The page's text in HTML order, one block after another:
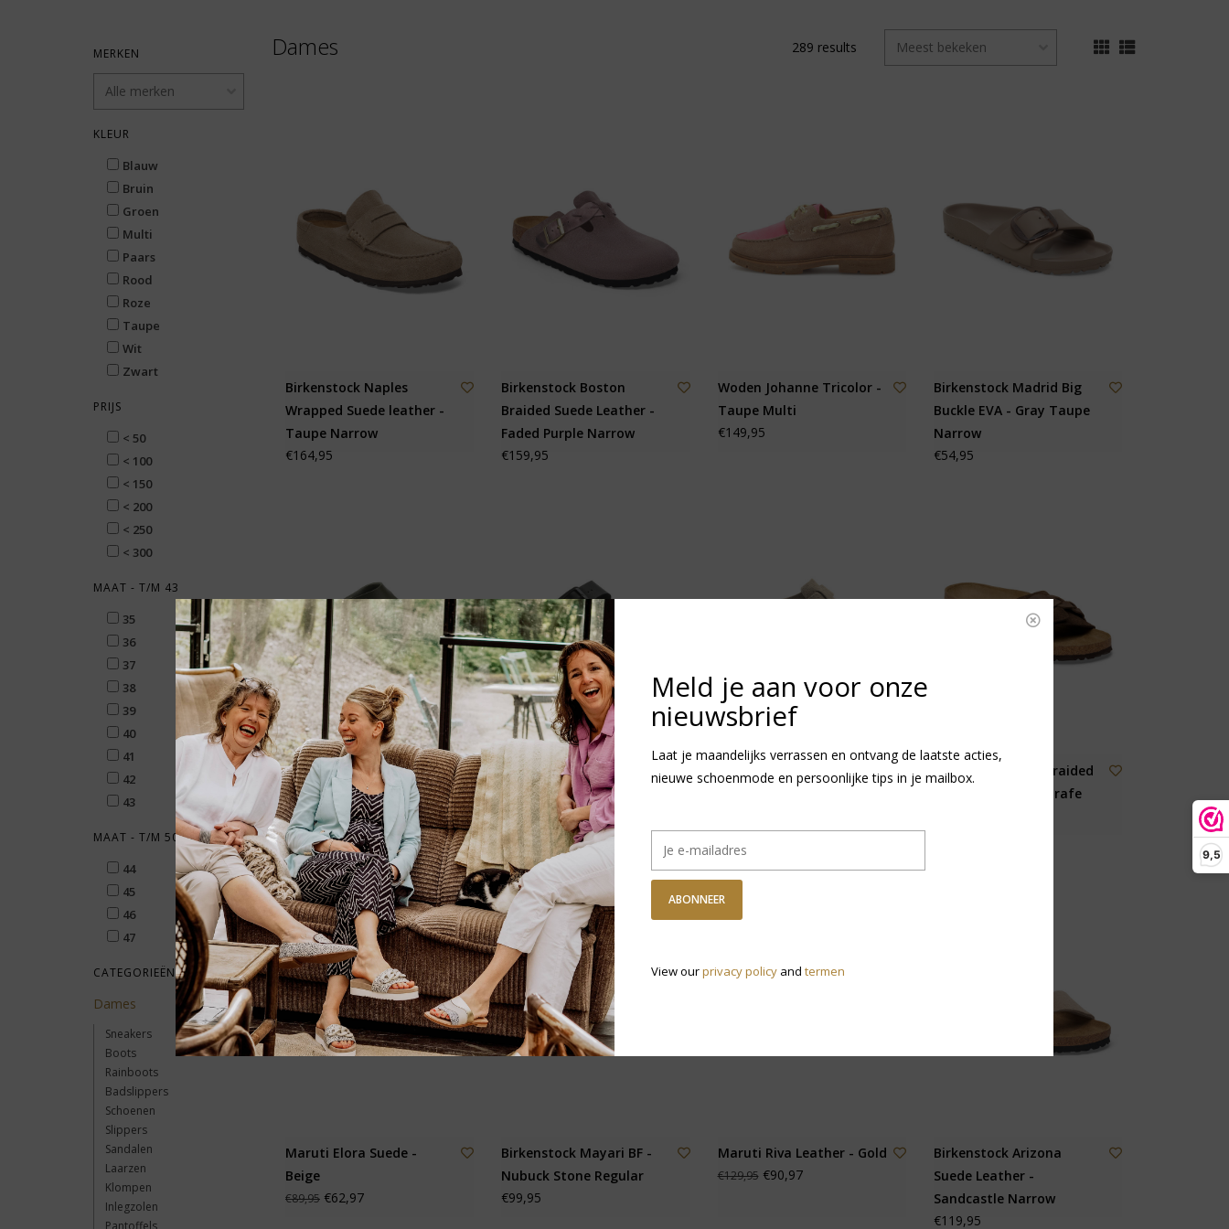
9,5
MERKEN
KLEUR
Blauw
Bruin
Groen
Multi
Paars
Rood
Roze
Taupe
Wit
Zwart
PRIJS
< 50
< 100
< 150
< 200
< 250
< 300
MAAT - T/M 43
35
36
37
38
39
40
41
42
43
MAAT - T/M 50
44
45
46
47
CATEGORIEËN
Dames
Sneakers
Boots
Rainboots
Badslippers
Schoenen
Slippers
Sandalen
Laarzen
Klompen
Inlegzolen
Pantoffels
Dames 289 results
Birkenstock Naples
Wrapped Suede leather -
Taupe Narrow
€164,95
Birkenstock Boston
Braided Suede Leather -
Faded Purple Narrow
€159,95
Woden Johanne Tricolor -
Taupe Multi
€149,95
Birkenstock Madrid Big
Buckle EVA - Gray Taupe
Narrow
€54,95
Birkenstock Gizeh EVA -
Khaki Regular
€49,95
Birkenstock Arizona Birko
Flor - Black Regular
€84,95
Birkenstock Boston SFB
Birkenstock Oita Braided
Suede Leather - Carafe
-30% KORTING
Maruti Elora Suede -
Beige
€89,95 €62,97
Birkenstock Mayari BF -
Nubuck Stone Regular
€99,95
Maruti Riva Leather - Gold
€129,95€90,97
Birkenstock Arizona
Suede Leather -
Sandcastle Narrow
€119,95
Meld je aan voor onze
nieuwsbrief
Laat je maandelijks verrassen en ontvang de laatste acties,
nieuwe schoenmode en persoonlijke tips in je mailbox.
ABONNEER
View ourprivacy policy and termen